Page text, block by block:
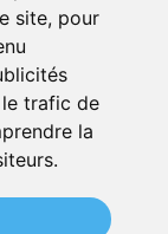
site, pour
trafic de
la
vous
un Point Relais